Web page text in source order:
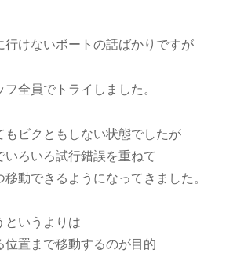
行けないボートの話ばかりですが
全員でトライしました。
もビクともしない状態でしたが
いろいろ試行錯誤を重ねて
動できるようになってきました。
というよりは
位置まで移動するのが目的